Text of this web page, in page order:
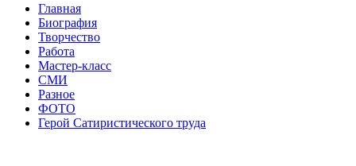
Главная
Биография
Творчество
Работа
Мастер-класс
СМИ
Разное
ФОТО
Герой Сатиристического труда